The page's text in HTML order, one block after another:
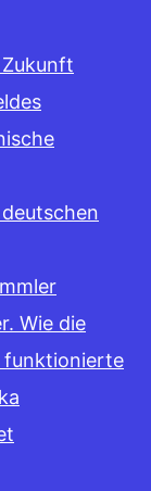
Wie die
funktionierte